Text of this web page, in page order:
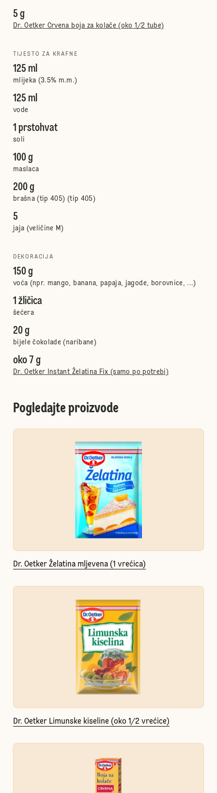
5 g
Dr. Oetker Crvena boja za kolače (oko 1/2 tube)
TIJESTO ZA KRAFNE
125 ml
mlijeka (3.5% m.m.)
125 ml
vode
1 prstohvat
soli
100 g
maslaca
200 g
brašna (tip 405) (tip 405)
5
jaja (veličine M)
DEKORACIJA
150 g
voća (npr. mango, banana, papaja, jagode, borovnice, ...)
1 žličica
šećera
20 g
bijele čokolade (naribane)
oko 7 g
Dr. Oetker Instant Želatina Fix (samo po potrebi)
Pogledajte proizvode
Dr. Oetker Želatina mljevena (1 vrećica)
Dr. Oetker Limunske kiseline (oko 1/2 vrećice)